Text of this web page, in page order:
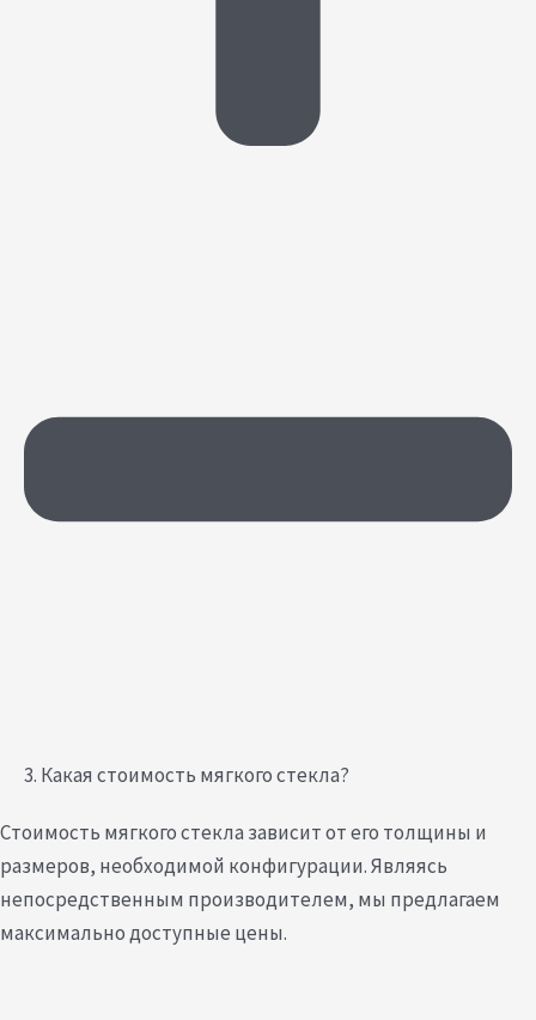
3. Какая стоимость мягкого стекла?
Стоимость мягкого стекла зависит от его толщины и
размеров, необходимой конфигурации. Являясь
непосредственным производителем, мы предлагаем
максимально доступные цены.